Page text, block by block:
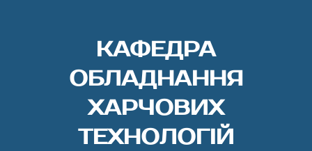
КАФЕДРА
ОБЛАДНАННЯ
ХАРЧОВИХ
ТЕХНОЛОГІЙ